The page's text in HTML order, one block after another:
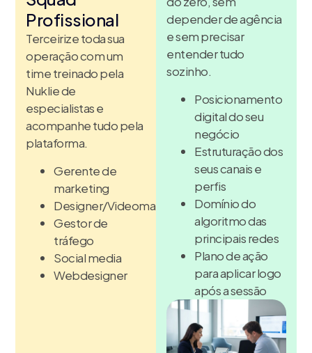
Profissional
Terceirize toda sua
operação com um
time treinado pela
Nuklie de
especialistas e
acompanhe tudo pela
plataforma.
Gerente de
marketing
Designer/Videomaker
Gestor de
tráfego
Social media
Webdesigner
depender de agência
e sem precisar
entender tudo
sozinho.
Posicionamento
digital do seu
negócio
Estruturação dos
seus canais e
perfis
Domínio do
algoritmo das
principais redes
Plano de ação
para aplicar logo
após a sessão